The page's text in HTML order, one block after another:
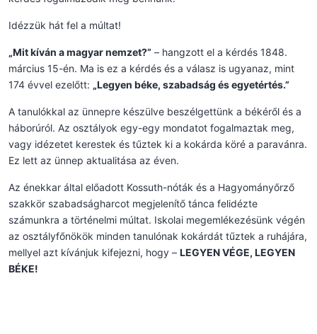
Idézzük hát fel a múltat!
„Mit kíván a magyar nemzet?” – hangzott el a kérdés 1848.
március 15-én. Ma is ez a kérdés és a válasz is ugyanaz, mint
174 évvel ezelőtt: „Legyen béke, szabadság és egyetértés.”
A tanulókkal az ünnepre készülve beszélgettünk a békéről és a
háborúról. Az osztályok egy-egy mondatot fogalmaztak meg,
vagy idézetet kerestek és tűztek ki a kokárda köré a paravánra.
Ez lett az ünnep aktualitása az éven.
Az énekkar által előadott Kossuth-nóták és a Hagyományőrző
szakkör szabadságharcot megjelenítő tánca felidézte
számunkra a történelmi múltat. Iskolai megemlékezésünk végén
az osztályfőnökök minden tanulónak kokárdát tűztek a ruhájára,
mellyel azt kívánjuk kifejezni, hogy – LEGYEN VÉGE, LEGYEN
BÉKE!